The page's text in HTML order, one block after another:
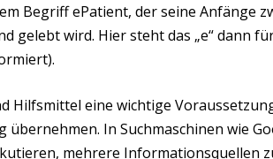
Begriff ePatient, der seine Anfänge
gelebt wird. Hier steht das „e“ dann
eine wichtige
In Suchmaschinen wie
mehrere Informationsquellen